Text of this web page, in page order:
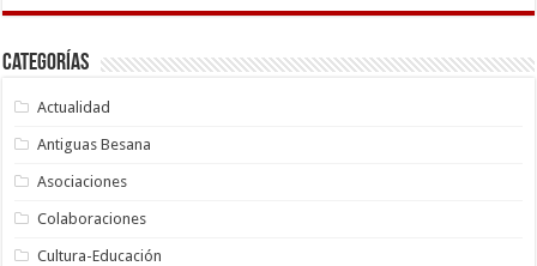
Categorías
Actualidad
Antiguas Besana
Asociaciones
Colaboraciones
Cultura-Educación